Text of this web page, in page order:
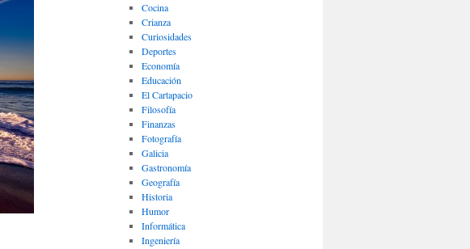
Cocina
Crianza
Curiosidades
Deportes
Economía
Educación
El Cartapacio
Filosofía
Finanzas
Fotografía
Galicia
Gastronomía
Geografía
Historia
Humor
Informática
Ingeniería